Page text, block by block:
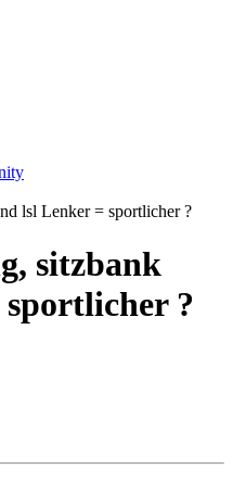
lsl Lenker = sportlicher ?
sitzbank
?